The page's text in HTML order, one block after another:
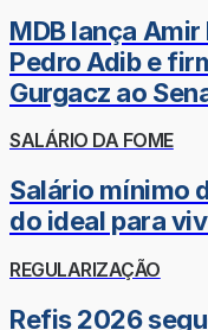
MDB lança
Pedro Adib e
Gurgacz ao
SALÁRIO DA FOME
Salário mínimo
do ideal para
REGULARIZAÇÃO
Refis 2026